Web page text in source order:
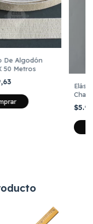
De Algodón
50 Metros